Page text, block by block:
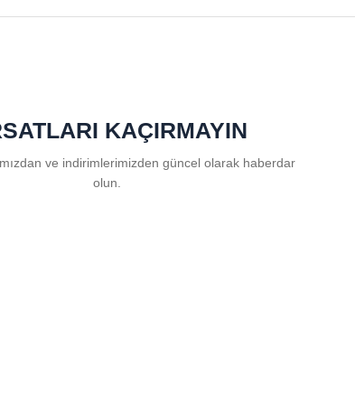
KAÇIRMAYIN
ve indirimlerimizden güncel olarak haberdar
olun.